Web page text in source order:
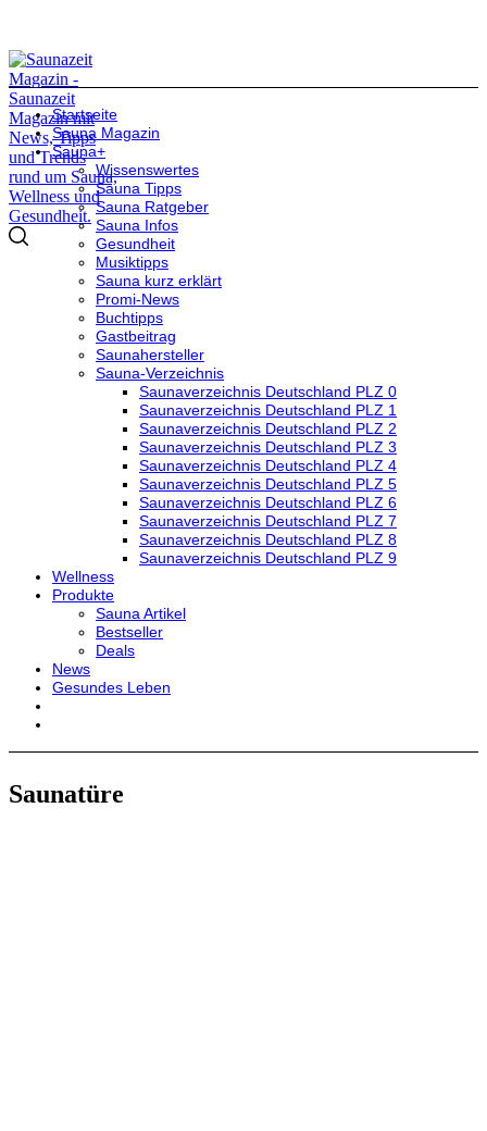
Startseite
Sauna Magazin
Sauna+
Wissenswertes
Sauna Tipps
Sauna Ratgeber
Sauna Infos
Gesundheit
Musiktipps
Sauna kurz erklärt
Promi-News
Buchtipps
Gastbeitrag
Saunahersteller
Sauna-Verzeichnis
Saunaverzeichnis Deutschland PLZ 0
Saunaverzeichnis Deutschland PLZ 1
Saunaverzeichnis Deutschland PLZ 2
Saunaverzeichnis Deutschland PLZ 3
Saunaverzeichnis Deutschland PLZ 4
Saunaverzeichnis Deutschland PLZ 5
Saunaverzeichnis Deutschland PLZ 6
Saunaverzeichnis Deutschland PLZ 7
Saunaverzeichnis Deutschland PLZ 8
Saunaverzeichnis Deutschland PLZ 9
Wellness
Produkte
Sauna Artikel
Bestseller
Deals
News
Gesundes Leben
Saunatüre